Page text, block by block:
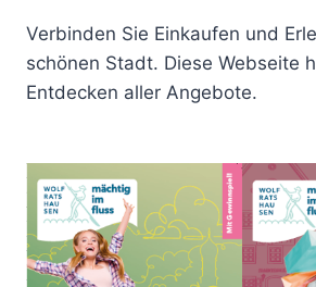
Verbinden Sie Einkaufen und
schönen Stadt. Diese Webseite
Entdecken aller Angebote.